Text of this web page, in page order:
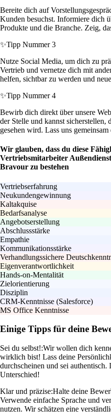
Bereite dich auf
Kunden besuchst. Informiere dich
Produkte und die Branche. Zeig,
✨Tipp Nummer 3
Nutze Social Media, um dich zu
Vertrieb und vernetze dich mit
helfen, sichtbar zu werden und
✨Tipp Nummer 4
Bewirb dich direkt über unsere
der Stelle und kannst sicherstellen,
gesehen wird. Lass uns
Wir glauben, dass du diese
Vertriebsmitarbeiter
Bravour zu bestehen
Vertriebserfahrung
Neukundengewinnung
Kaltakquise
Bedarfsanalyse
Angebotserstellung
Abschlussstärke
Empathie
Kommunikationsstärke
Verhandlungssichere
Eigenverantwortlichkeit
Hands-on-Mentalität
Zielorientierung
Disziplin
CRM-Kenntnisse (Salesforce)
MS Office Kenntnisse
Einige Tipps für deine
Sei du selbst!:Wir wollen dich
wirklich bist! Lass deine
durchscheinen und sei authentisch.
Unterschied!
Klar und präzise:Halte deine
Verwende einfache Sprache und
nutzen. Wir schätzen eine